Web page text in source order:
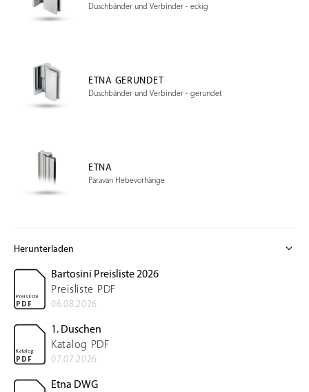
Duschbänder und Verbinder - eckig
ETNA GERUNDET
Duschbänder und Verbinder - gerundet
ETNA
Paravan Hebevorhänge
Herunterladen expand_more
Preisliste
PDF
Bartosini Preisliste 2026
Preisliste PDF
06.08.2026
Katalog
PDF
1. Duschen
Katalog PDF
07.07.2026
Etna DWG